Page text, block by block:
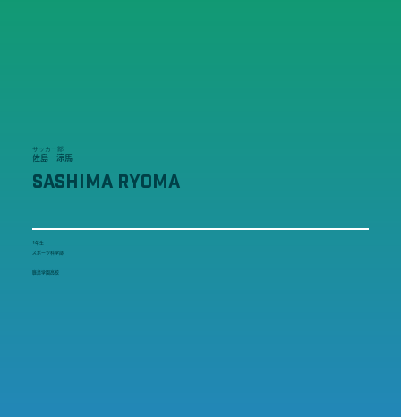
サッカー部
佐島 涼馬
SASHIMA RYOMA
1年生
スポーツ科学部
鹿島学園高校